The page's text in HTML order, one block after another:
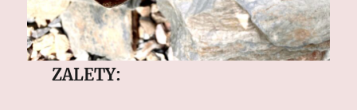
ZALETY: